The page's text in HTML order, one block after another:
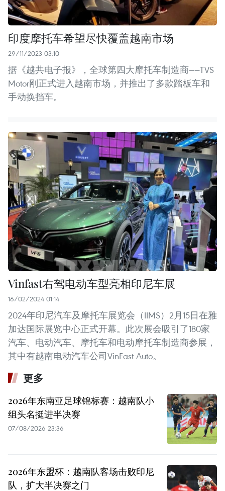
印度摩托车希望尽快覆盖越南市场
29/11/2023 03:10
据《越共电子报》，全球第四大摩托车制造商——TVS
Motor刚正式进入越南市场，并推出了多款踏板车和
手动换挡车。
Vinfast右驾电动车型亮相印尼车展
16/02/2024 01:14
2024年印尼汽车及摩托车展览会（IIMS）2月15日在雅
加达国际展览中心正式开幕。此次展会吸引了180家
汽车、电动汽车、摩托车和电动摩托车制造商参展，
其中有越南电动汽车公司VinFast Auto。 ​
更多
2026年东南亚足球锦标赛：越南队小
组头名挺进半决赛
07/08/2026 23:36
2026年东盟杯：越南队客场击败印尼
队，扩大半决赛之门